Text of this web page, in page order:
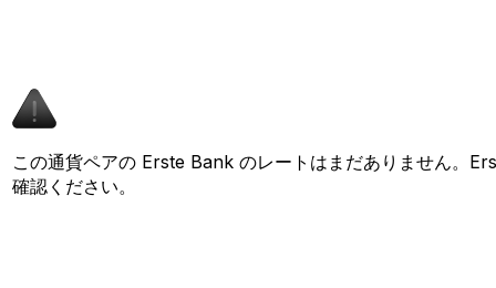
この通貨ペアの Erste Bank のレートはまだありません。
確認ください。